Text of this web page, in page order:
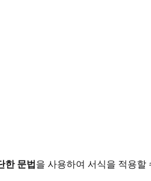
한 문법 을 사용하여 서식을 적용할